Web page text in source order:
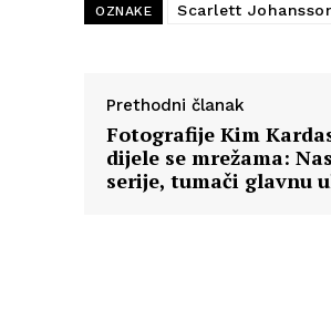
OZNAKE Scarlett
Prethodni članak
Fotografije Kim
dijele se mrežama:
serije, tumači glavnu